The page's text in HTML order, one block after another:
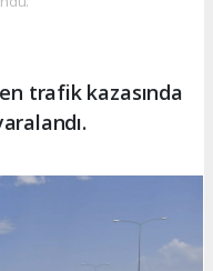
trafik kazasında